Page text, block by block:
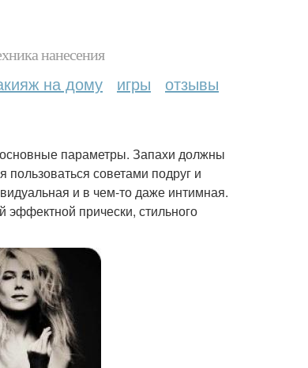
нанесения
на дому игры отзывы
параметры. Запахи должны
советами подруг и
и в чем-то даже интимная.
прически, стильного